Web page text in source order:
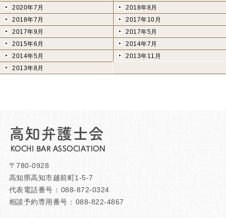
2020年7月
2018年8月
2018年7月
2017年10月
2017年9月
2017年5月
2015年6月
2014年7月
2014年5月
2013年11月
2013年8月
高知弁護士会
KOCHI BAR ASSOCIATION
〒780-0928
高知県高知市越前町1-5-7
代表電話番号： 088-872-0324
相談予約専用番号： 088-822-4867